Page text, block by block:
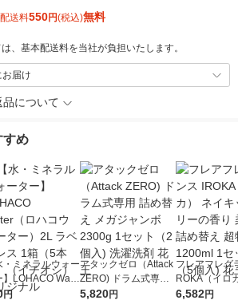
送料550円(税込)無料
、基本配送料を当社が負担いたします。
届け
について
すめ
・ミネラルウォー
】LOHACO Wate
ハコウォータ
円
アタックゼロ（Attack
ZERO) ドラム式専用
詰め替え メガジャン
5,820円
フレアフレグ
ROKA（イロ
イキッドリリ
6,582円